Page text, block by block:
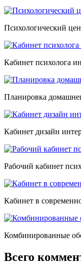
Психологический
Кабинет психолога
Планировка
Кабинет дизайн
Рабочий кабинет
Кабинет в
Комбинированные
Всего